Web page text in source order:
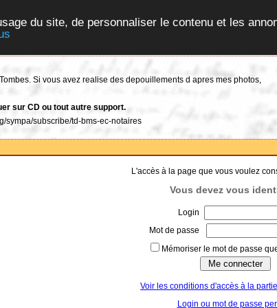
du site, de personnaliser le contenu et les
Si vous avez realise des depouillements d apres mes photos,
sur CD ou tout autre support.
sympa/subscribe/td-bms-ec-notaires
L'accès à la page que vous voulez
Vous devez vous
Login
Mot de passe
Mémoriser le mot de passe
Voir les conditions d'accès à la
Login ou mot de passe